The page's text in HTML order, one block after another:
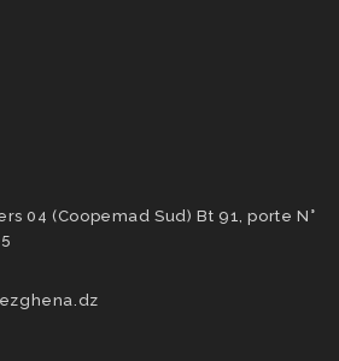
04 (Coopemad Sud) Bt 91, porte N°